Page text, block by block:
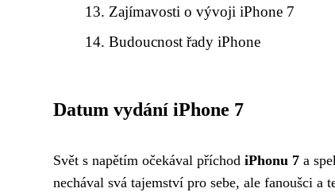
Zajímavosti o vývoji iPhone 7
Budoucnost řady iPhone
Datum vydání iPhone 7
Svět s napětím očekával příchod iPhonu 7 a
nechával svá tajemství pro sebe, ale fanoušci